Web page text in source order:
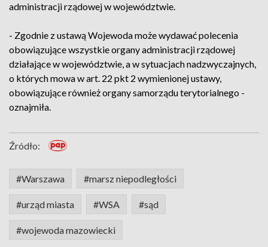
administracji rządowej w województwie.
- Zgodnie z ustawą Wojewoda może wydawać polecenia
obowiązujące wszystkie organy administracji rządowej
działające w województwie, a w sytuacjach nadzwyczajnych,
o których mowa w art. 22 pkt 2 wymienionej ustawy,
obowiązujące również organy samorządu terytorialnego -
oznajmiła.
Źródło:
#Warszawa #marsz niepodległości
#urząd miasta #WSA #sąd
#wojewoda mazowiecki